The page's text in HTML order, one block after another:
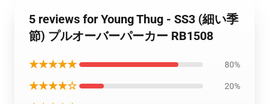
5 reviews for Young Thug - SS3 (細い季
節) プルオーバーパーカー RB1508
★★★★★ 80%
★★★★☆ 20%